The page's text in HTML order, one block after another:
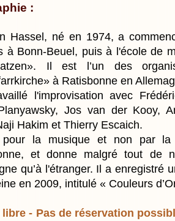
:
Hassel, né en 1974, a
à Bonn-Beuel, puis à l'école de
Il est l’un des
à Ratisbonne en
l'improvisation avec
Jos van der Kooy,
Hakim et Thierry Escaich.
pour la musique et non par
et donne malgré tout de
qu’à l'étranger. Il a enregistré
en 2009, intitulé « Couleurs
libre - Pas de réservation